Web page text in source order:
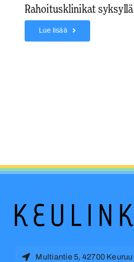
Rahoitusklinikat syksyllä
Lue lisää
Multiantie 5, 42700